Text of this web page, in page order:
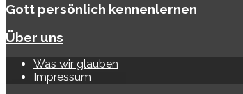
Gott persönlich kennenlernen
Über uns
Was wir glauben
Impressum